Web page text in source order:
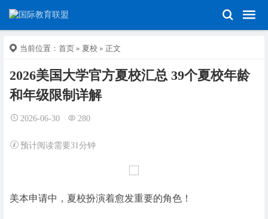
当前位置： 首页 » 夏校 » 正文
2026美国大学官方夏校汇总 39个夏校年龄
和年级限制详解
2026-06-30 280
预计阅读需要31分钟
美本申请中，夏校扮演着愈发重要的角色！